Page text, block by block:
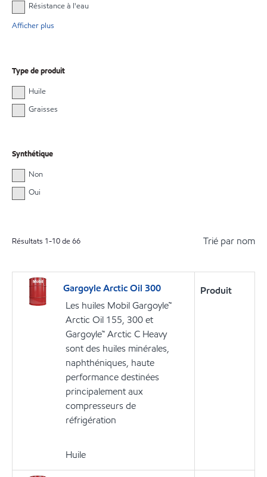
Résistance à l'eau
Afficher plus
Type de produit
Huile
Graisses
Synthétique
Non
Oui
Résultats 1-10de66 Trié par nom
Gargoyle Arctic Oil 300
Les huiles Mobil Gargoyle™
Arctic Oil 155, 300 et
Gargoyle™ Arctic C Heavy
sont des huiles minérales,
naphthéniques, haute
performance destinées
principalement aux
compresseurs de
réfrigération
Huile
Produit